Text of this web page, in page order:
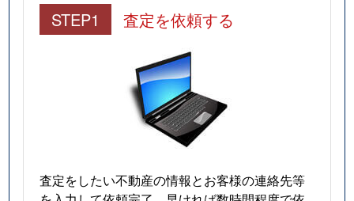
STEP1 査定を依頼する
査定をしたい不動産の情報とお客様の連絡先等